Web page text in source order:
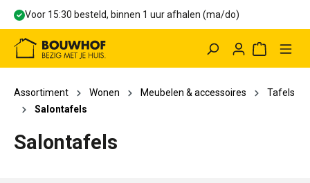
Voor 15:30 besteld, binnen 1 uur afhalen (ma/do)
Assortiment Wonen Meubelen & accessoires
Tafels
Salontafels
Salontafels